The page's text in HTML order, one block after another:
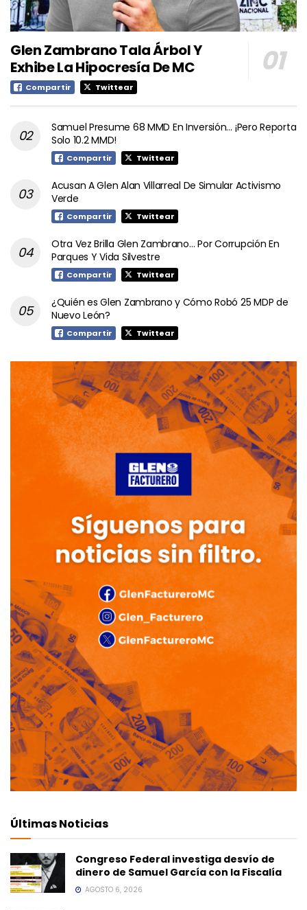
Glen Zambrano Tala Árbol Y
Exhibe La Hipocresía De MC
Compartir Twittear
Samuel Presume 68 MMD En Inversión… ¡Pero Reporta
Solo 10.2 MMD!
Compartir Twittear
Acusan A Glen Alan Villarreal De Simular Activismo
Verde
Compartir Twittear
Otra Vez Brilla Glen Zambrano… Por Corrupción En
Parques Y Vida Silvestre
Compartir Twittear
¿Quién es Glen Zambrano y Cómo Robó 25 MDP de
Nuevo León?
Compartir Twittear
Últimas Noticias
Congreso Federal investiga desvío de
dinero de Samuel García con la Fiscalía
AGOSTO 6, 2026